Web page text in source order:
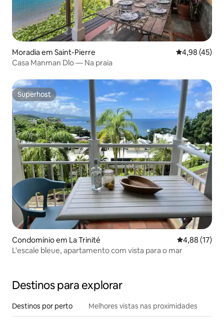
Moradia em Saint-Pierre Classificação
4,98 (45)
Casa Manman Dlo — Na praia
Superhost
Superhost
Condomínio em La Trinité Classificação
4,88 (17)
L'escale bleue, apartamento com vista para o mar
Destinos para explorar
Destinos por perto Melhores vistas nas proximidades